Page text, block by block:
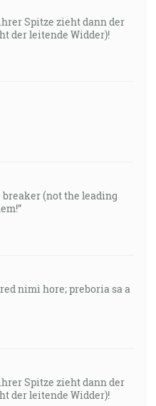
Spitze zieht dann der
der leitende Widder)!
breaker (not the leading
nimi hore; preboria sa a
Spitze zieht dann der
der leitende Widder)!